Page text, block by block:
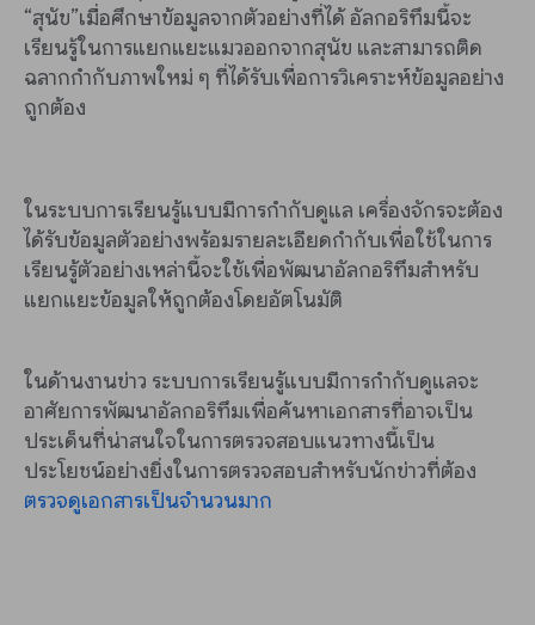
“สุนัข”เมื่อศึกษาข้อมูลจากตัวอย่างที่ได้ อัลกอริทึมนี้จะ
เรียนรู้ในการแยกแยะแมวออกจากสุนัข และสามารถติด
ฉลากกำกับภาพใหม่ ๆ ที่ได้รับเพื่อการวิเคราะห์ข้อมูลอย่าง
ถูกต้อง
ในระบบการเรียนรู้แบบมีการกำกับดูแล เครื่องจักรจะต้อง
ได้รับข้อมูลตัวอย่างพร้อมรายละเอียดกำกับเพื่อใช้ในการ
เรียนรู้ตัวอย่างเหล่านี้จะใช้เพื่อพัฒนาอัลกอริทึมสำหรับ
แยกแยะข้อมูลให้ถูกต้องโดยอัตโนมัติ
ในด้านงานข่าว ระบบการเรียนรู้แบบมีการกำกับดูแลจะ
อาศัยการพัฒนาอัลกอริทึมเพื่อค้นหาเอกสารที่อาจเป็น
ประเด็นที่น่าสนใจในการตรวจสอบแนวทางนี้เป็น
ประโยชน์อย่างยิ่งในการตรวจสอบสำหรับนักข่าวที่ต้อง
ตรวจดูเอกสารเป็นจำนวนมาก